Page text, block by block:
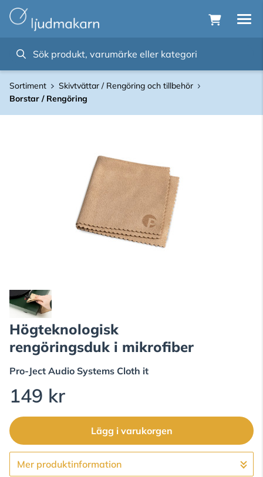
Sortiment
Skivtvättar / Rengöring och tillbehör
Borstar / Rengöring
Högteknologisk
rengöringsduk i mikrofiber
Pro-Ject Audio Systems Cloth it
149 kr
Lägg i varukorgen
Gå till kassan
Mer produktinformation